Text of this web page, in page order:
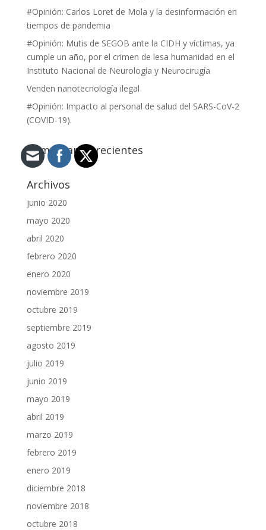
#Opinión: Carlos Loret de Mola y la desinformación en
tiempos de pandemia
#Opinión: Mutis de SEGOB ante la CIDH y víctimas, ya
cumple un año, por el crimen de lesa humanidad en el
Instituto Nacional de Neurología y Neurocirugía
Venden nanotecnología ilegal
#Opinión: Impacto al personal de salud del SARS-CoV-2
(COVID-19).
Comentarios recientes
Archivos
junio 2020
mayo 2020
abril 2020
febrero 2020
enero 2020
noviembre 2019
octubre 2019
septiembre 2019
agosto 2019
julio 2019
junio 2019
mayo 2019
abril 2019
marzo 2019
febrero 2019
enero 2019
diciembre 2018
noviembre 2018
octubre 2018